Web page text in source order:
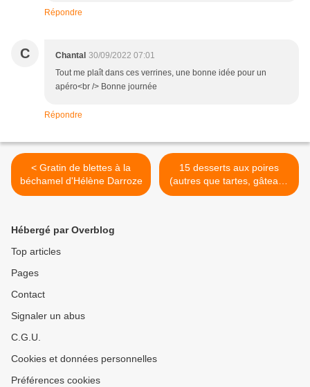
Répondre
C Chantal 30/09/2022 07:01
Tout me plaît dans ces verrines, une bonne idée pour un
apéro<br /> Bonne journée
Répondre
< Gratin de blettes à la
béchamel d'Hélène Darroze
15 desserts aux poires
(autres que tartes, gâteaux
et cakes) >
Hébergé par Overblog
Top articles
Pages
Contact
Signaler un abus
C.G.U.
Cookies et données personnelles
Préférences cookies